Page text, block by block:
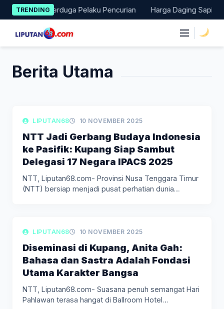
Skip
to
content
TRENDINGTerduga Pelaku Pencurian Harga Daging Sapi dan
Berita Utama
LIPUTAN DAERAH
LIPUTAN68 10 NOVEMBER 2025
NTT Jadi Gerbang Budaya Indonesia
ke Pasifik: Kupang Siap Sambut
Delegasi 17 Negara IPACS 2025
NTT, Liputan68.com- Provinsi Nusa Tenggara Timur
(NTT) bersiap menjadi pusat perhatian dunia…
LIPUTAN DAERAH
LIPUTAN68 10 NOVEMBER 2025
Diseminasi di Kupang, Anita Gah:
Bahasa dan Sastra Adalah Fondasi
Utama Karakter Bangsa
NTT, Liputan68.com- Suasana penuh semangat Hari
Pahlawan terasa hangat di Ballroom Hotel…